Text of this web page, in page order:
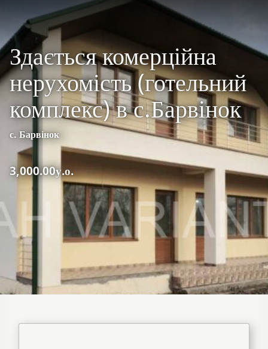
Здається комерційна
нерухомість (готельний
комплекс) в с.Барвінок
с. Барвінок
3,000.00у.о.